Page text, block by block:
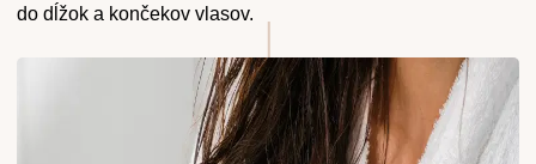
1
do dĺžok a končekov vlasov.